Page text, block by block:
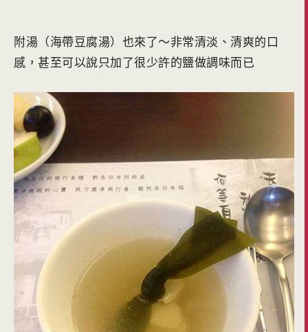
附湯（海帶豆腐湯）也來了～非常清淡、清爽的口
感，甚至可以說只加了很少許的鹽做調味而已